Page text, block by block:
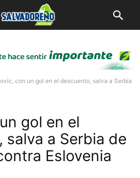
con un gol en el descuento, salva a Serbia
gol en el
salva a Serbia de
Eslovenia